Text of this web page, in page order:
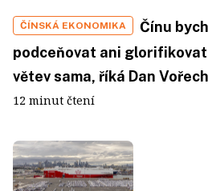
ČÍNSKÁ EKONOMIKA
Čínu
podceňovat ani
větev sama, říká Dan
12 minut čtení